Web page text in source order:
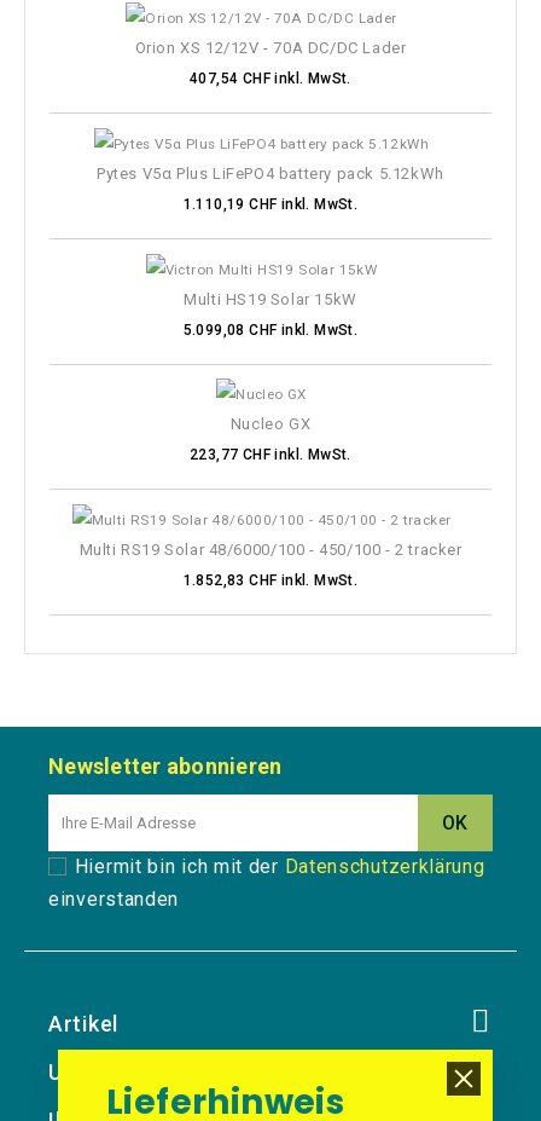
Orion XS 12/12V - 70A DC/DC Lader
407,54 CHF inkl. MwSt.
Pytes V5α Plus LiFePO4 battery pack 5.12kWh
1.110,19 CHF inkl. MwSt.
Multi HS19 Solar 15kW
5.099,08 CHF inkl. MwSt.
Nucleo GX
223,77 CHF inkl. MwSt.
Multi RS19 Solar 48/6000/100 - 450/100 - 2 tracker
1.852,83 CHF inkl. MwSt.
Newsletter abonnieren
Hiermit bin ich mit der Datenschutzerklärung
einverstanden
Artikel
Unternehmen
Lieferhinweis